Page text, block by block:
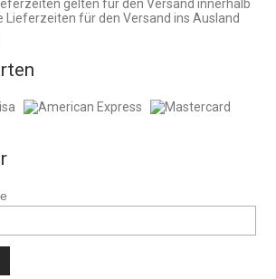
gelten für den Versand innerhalb
Lieferzeiten für den Versand ins Ausland